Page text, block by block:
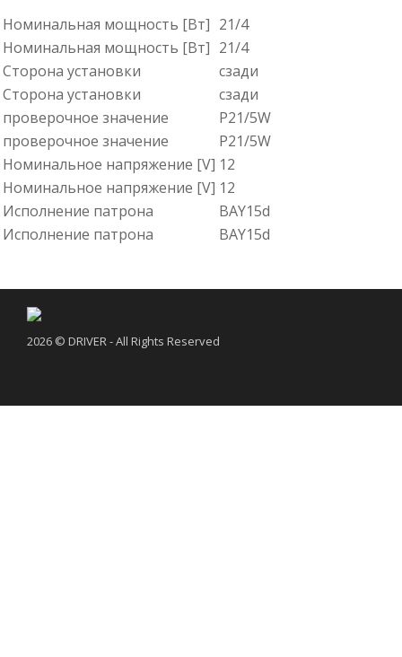
Номинальная мощность [Вт] 21/4
Номинальная мощность [Вт] 21/4
Сторона установки
сзади
Сторона установки
сзади
проверочное значение
P21/5W
проверочное значение
P21/5W
Номинальное напряжение [V] 12
Номинальное напряжение [V] 12
Исполнение патрона
BAY15d
Исполнение патрона
BAY15d
2026 © DRIVER - All Rights Reserved